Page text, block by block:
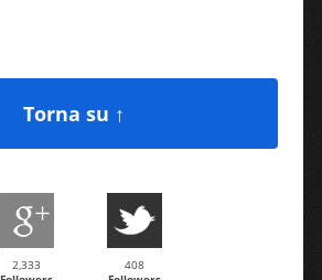
Torna su ↑
2,333
408